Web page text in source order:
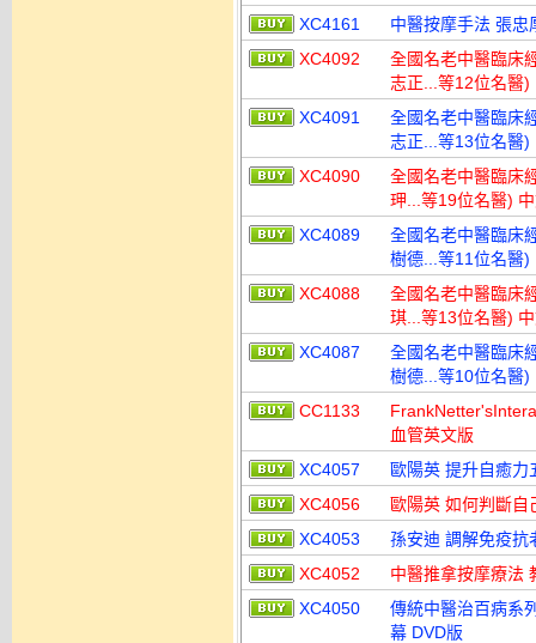
XC4161
中醫按摩手法 張忠
XC4092
全國名老中醫臨床
志正...等12位名醫)
XC4091
全國名老中醫臨床
志正...等13位名醫)
XC4090
全國名老中醫臨床
玾...等19位名醫)
XC4089
全國名老中醫臨床
樹德...等11位名醫)
XC4088
全國名老中醫臨床
琪...等13位名醫)
XC4087
全國名老中醫臨床
樹德...等10位名醫)
CC1133
血管英文版
XC4057
歐陽英 提升自癒力
XC4056
歐陽英 如何判斷自
XC4053
孫安迪 調解免疫抗
XC4052
中醫推拿按摩療法
XC4050
傳統中醫治百病系
幕 DVD版